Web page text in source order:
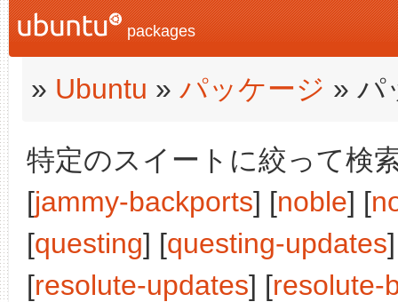
packages
» Ubuntu » パッケージ » パ
特定のスイートに絞って検
[jammy-backports] [noble] [
[questing] [questing-updates
[resolute-updates] [resolute-